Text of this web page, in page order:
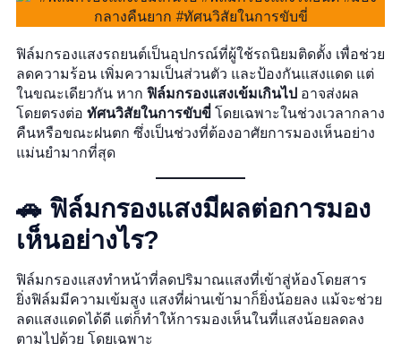
ฟิล์มกรองแสงรถยนต์เป็นอุปกรณ์ที่ผู้ใช้รถนิยมติดตั้ง เพื่อช่วย
ลดความร้อน เพิ่มความเป็นส่วนตัว และป้องกันแสงแดด แต่
ในขณะเดียวกัน หาก ฟิล์มกรองแสงเข้มเกินไป อาจส่งผล
โดยตรงต่อ ทัศนวิสัยในการขับขี่ โดยเฉพาะในช่วงเวลากลาง
คืนหรือขณะฝนตก ซึ่งเป็นช่วงที่ต้องอาศัยการมองเห็นอย่าง
แม่นยำมากที่สุด
🚗 ฟิล์มกรองแสงมีผลต่อการมอง
เห็นอย่างไร?
ฟิล์มกรองแสงทำหน้าที่ลดปริมาณแสงที่เข้าสู่ห้องโดยสาร
ยิ่งฟิล์มมีความเข้มสูง แสงที่ผ่านเข้ามาก็ยิ่งน้อยลง แม้จะช่วย
ลดแสงแดดได้ดี แต่ก็ทำให้การมองเห็นในที่แสงน้อยลดลง
ตามไปด้วย โดยเฉพาะ